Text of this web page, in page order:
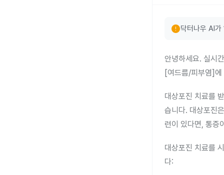
error닥터나우 AI
안녕하세요. 실시
[여드름/피부염]에
대상포진 치료를
습니다. 대상포진
련이 있다면, 통증
대상포진 치료를
다: